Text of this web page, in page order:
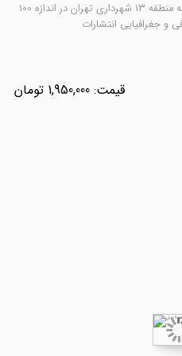
نقشه منطقه 13 شهرداری تهران در اندازه 100x70 سانتی‌متر و در مقیاس 1:7.500
1,950,000